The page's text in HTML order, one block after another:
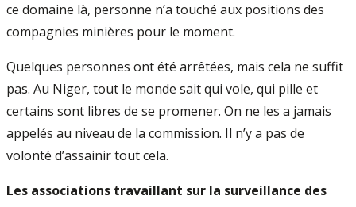
ce domaine là, personne n’a touché aux positions des
compagnies minières pour le moment.
Quelques personnes ont été arrêtées, mais cela ne suffit
pas. Au Niger, tout le monde sait qui vole, qui pille et
certains sont libres de se promener. On ne les a jamais
appelés au niveau de la commission. Il n’y a pas de
volonté d’assainir tout cela.
Les associations travaillant sur la surveillance des